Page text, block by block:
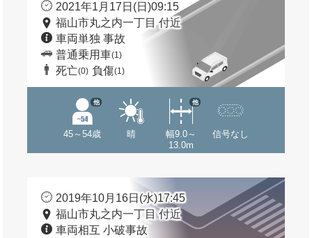
2021年1月17日(日)09:15
福山市丸之内一丁目 付近
車両単独 事故
普通乗用車(1)
死亡(0) 負傷(1)
45～54歳
他
晴
幅9.0～
13.0m
他
信号なし
2019年10月16日(水)17:45
福山市丸之内一丁目 付近
車両相互 小破事故